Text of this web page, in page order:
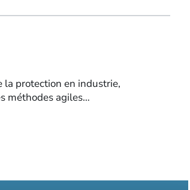
la protection en industrie,
méthodes agiles…